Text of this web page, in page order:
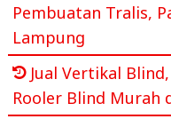
Pembuatan Tralis,
Lampung
Jual Vertikal
Rooler Blind Murah